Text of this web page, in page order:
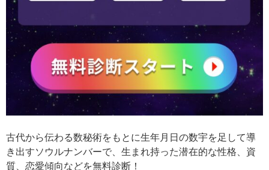
古代から伝わる数秘術をもとに生年月日の数宇を足して導
き出すソウルナンバーで、生まれ持った潜在的な性格、資
質、恋愛傾向などを無料診断！